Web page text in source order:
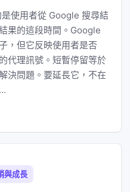
使用者從 Google 搜尋結
果的這段時間。Google
，但它反映使用者是否
代理訊號。短暫停留等於
決問題。要延長它，不在
與成長